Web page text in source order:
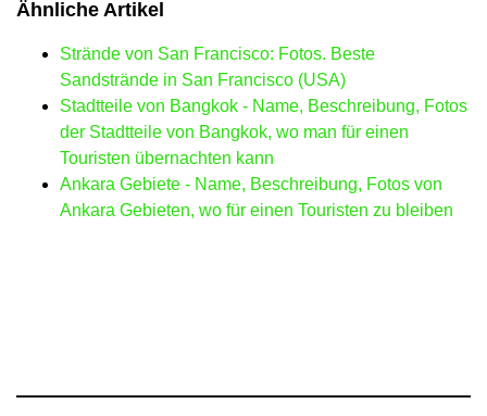
Ähnliche Artikel
Strände von San Francisco: Fotos. Beste
Sandstrände in San Francisco (USA)
Stadtteile von Bangkok - Name, Beschreibung, Fotos
der Stadtteile von Bangkok, wo man für einen
Touristen übernachten kann
Ankara Gebiete - Name, Beschreibung, Fotos von
Ankara Gebieten, wo für einen Touristen zu bleiben